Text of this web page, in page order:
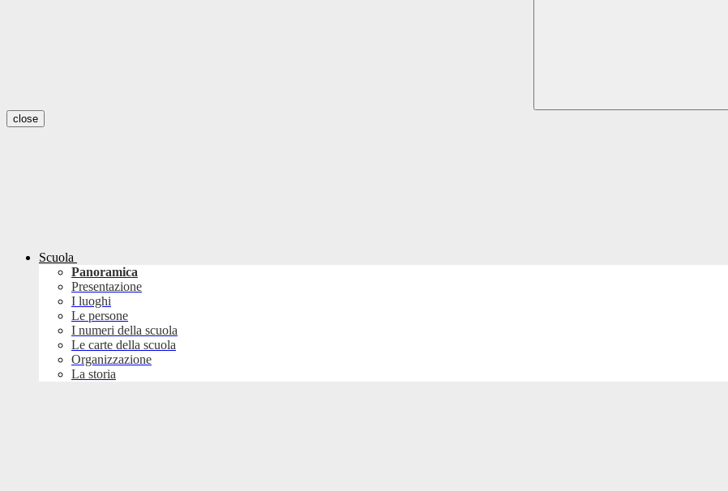
close
Scuola
Panoramica
Presentazione
I luoghi
Le persone
I numeri della scuola
Le carte della scuola
Organizzazione
La storia